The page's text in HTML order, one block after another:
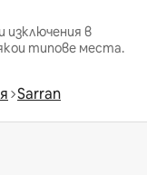
изключения в
типове места.
Sarran